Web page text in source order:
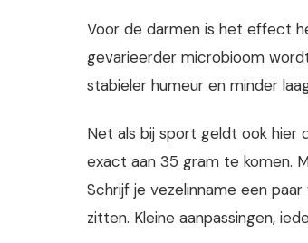
Voor de darmen is het effect
gevarieerder microbioom
stabieler humeur en minder
Net als bij sport geldt ook
exact aan 35 gram te komen.
Schrijf je vezelinname een
zitten. Kleine aanpassingen,